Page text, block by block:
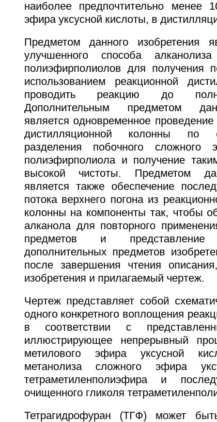
наиболее предпочтительно менее
эфира уксусной кислоты, в
Предметом данного изобретения
улучшенного способа
полиэфирполиолов для получения
использованием реакционной
проводить реакцию до
Дополнительным предметом
является одновременное
дистилляционной колонны по
разделения побочного
полиэфирполиола и получение
высокой чистоты. Предметом
является также обеспечение
потока верхнего погона из
колонны на компоненты так, чтобы
алканола для повторного
предметов и
дополнительных предметов
после завершения чтения
изобретения и прилагаемый чертеж.
Чертеж представляет собой
одного конкретного воплощения
в соответствии с
иллюстрирующее непрерывный
метилового эфира уксусной
метанолиза сложного эфира
тетраметиленполиэфира и
очищенного гликоля
Тетрагидрофуран (ТГФ) может